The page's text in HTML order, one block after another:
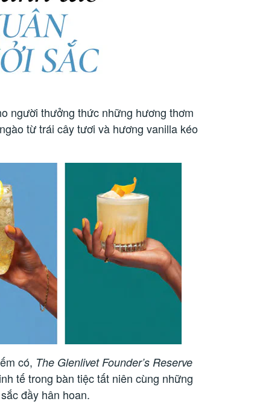
người thưởng thức những hương thơm
từ trái cây tươi và hương vanilla kéo
có, The Glenlivet Founder’s Reserve
tế trong bàn tiệc tất niên cùng những
đầy hân hoan.